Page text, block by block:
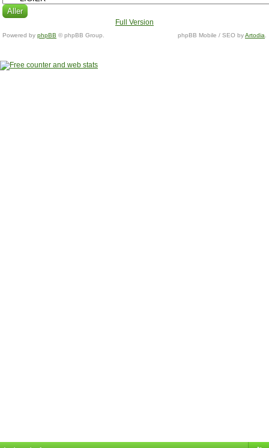
Full Version
Powered by phpBB © phpBB Group. phpBB Mobile / SEO byArtodia